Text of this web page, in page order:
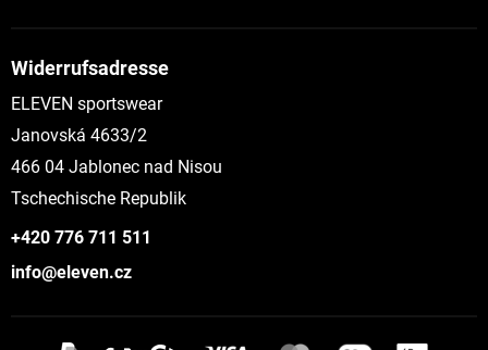
Widerrufsadresse
ELEVEN sportswear
Janovská 4633/2
466 04 Jablonec nad Nisou
Tschechische Republik
+420 776 711 511
info@eleven.cz